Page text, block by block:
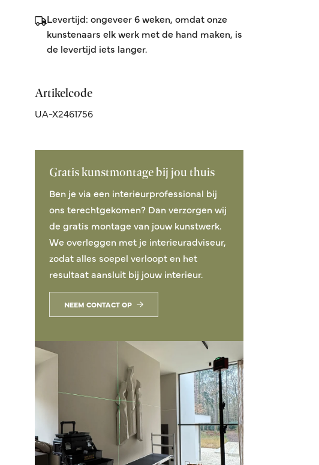
Brush Strokes-1
113x83cm
Levertijd: ongeveer 6 weken, omdat onze
kunstenaars elk werk met de hand maken, is
de levertijd iets langer.
Artikelcode
UA-X2461756
Gratis kunstmontage bij jou thuis
Ben je via een interieurprofessional bij
ons terechtgekomen? Dan verzorgen wij
de gratis montage van jouw kunstwerk.
We overleggen met je interieuradviseur,
zodat alles soepel verloopt en het
resultaat aansluit bij jouw interieur.
NEEM CONTACT OP